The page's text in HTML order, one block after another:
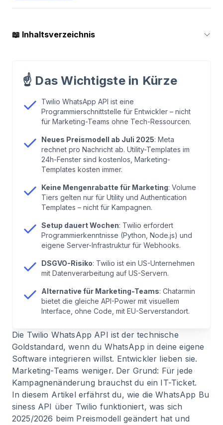
📖 Inhaltsverzeichnis
Das neue Preismodell 2026: Per-Message statt
Conversation
Neue Twilio-Features 2025/2026
Das Problem für Marketing-Teams
Twilio vs. Chatarmin: Der Vergleich
Wann Twilio die richtige Wahl ist
.Wann du dir Twilio sparen kannst
.Wie Chatarmin das Problem löst
11. Fazit: API-Power ohne API-Aufwand
☝️ Das Wichtigste in Kürze
Twilio WhatsApp API ist eine
Programmierschnittstelle für Entwickler – nicht
für Marketing-Teams ohne Tech-Ressourcen.
Neues Preismodell ab Juli 2025: Meta
rechnet pro Nachricht ab. Utility-Templates im
24h-Fenster sind kostenlos, Marketing-
Templates kosten immer.
Keine Mengenrabatte für Marketing: Volume
Tiers gelten nur für Utility und Authentication
Templates – nicht für Kampagnen.
Setup dauert Wochen: Twilio erfordert
Programmierkenntnisse (Python, Node.js) und
eigene Server-Infrastruktur für Webhooks.
DSGVO-Risiko: Twilio ist ein US-Unternehmen
mit Datenverarbeitung auf US-Servern.
Alternative für Marketing-Teams: Chatarmin
bietet die gleiche API-Power mit visuellem
Interface, ohne Code, mit EU-Serverstandort.
Die Twilio WhatsApp API ist der technische
Goldstandard, wenn du WhatsApp in deine eigene
Software integrieren willst. Entwickler lieben sie.
Marketing-Teams weniger. Der Grund: Für jede
Kampagnenänderung brauchst du ein IT-Ticket.
In diesem Artikel erfährst du, wie dieWhatsApp Bu
siness API über Twilio funktioniert, was sich
2025/2026 beim Preismodell geändert hat und